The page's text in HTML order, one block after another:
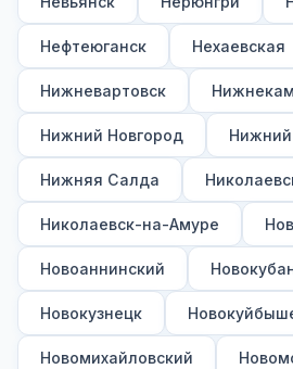
Нефтеюганск Нехаевская
Нижневартовск
Нижний Новгород Нижний
Нижняя Салда
Николаевск-на-Амуре
Новоаннинский
Новокузнецк
Новомихайловский